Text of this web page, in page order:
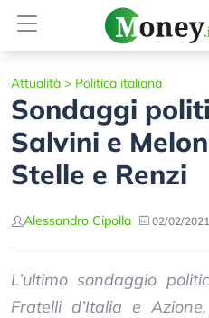
Attualità > Politica italiana
Sondaggi
Salvini e
Stelle e Renzi
Alessandro Cipolla 02/02/2021
L’ultimo sondaggio
Fratelli d’Italia e